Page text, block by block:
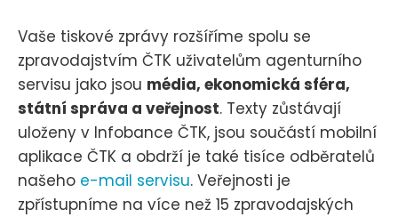
Vaše tiskové zprávy rozšíříme spolu se
zpravodajstvím ČTK uživatelům agenturního
servisu jako jsou média, ekonomická sféra,
státní správa a veřejnost. Texty zůstávají
uloženy v Infobance ČTK, jsou součástí mobilní
aplikace ČTK a obdrží je také tisíce odběratelů
našeho e-mail servisu. Veřejnosti je
zpřístupníme na více než 15 zpravodajských